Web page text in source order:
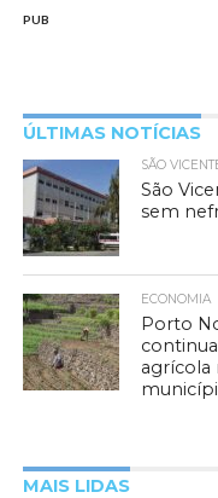
PUB
ÚLTIMAS NOTÍCIAS
SÃO
São
sem
ECONOMIA
Porto
agrícola
MAIS LIDAS